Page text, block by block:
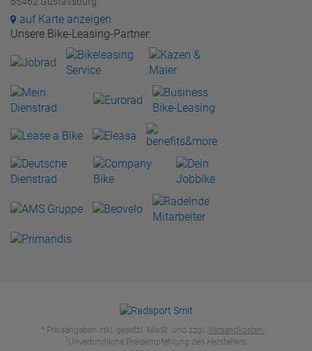
auf Karte anzeigen
Unsere Bike-Leasing-Partner:
* Preisangaben inkl. gesetzl. MwSt. und zzgl. Versandkosten .
1 Unverbindliche Preisempfehlung des Herstellers.